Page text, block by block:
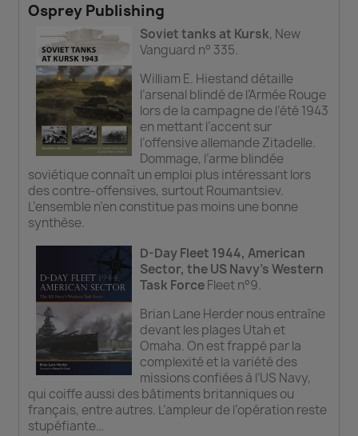
Osprey Publishing
Soviet tanks at Kursk, New
Vanguard n° 335.
William E. Hiestand détaille
l’arsenal blindé de l’Armée Rouge
lors de la campagne de l’été 1943
en mettant l’accent sur
l’offensive allemande Zitadelle.
Dommage, l’arme blindée
soviétique connaît un emploi plus intéressant lors
des contre-offensives, surtout Roumantsiev.
L’ensemble n’en constitue pas moins une bonne
synthèse.
D-Day Fleet 1944, American
Sector, the US Navy’s Western
Task ForceFleet n°9.
Brian Lane Herder nous entraîne
devant les plages Utah et
Omaha. On est frappé par la
complexité et la variété des
missions confiées à l’US Navy,
qui coiffe aussi des bâtiments britanniques ou
français, entre autres. L’ampleur de l’opération reste
stupéfiante…